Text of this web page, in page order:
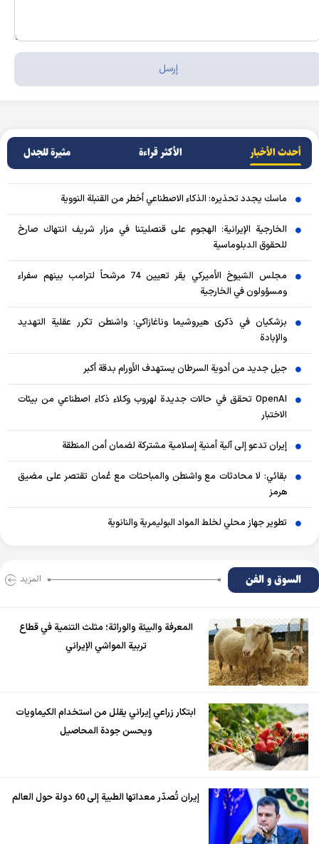
أحدث الأخبار الأکثر قراءة مثيرة للجدل
ماسك يجدد تحذيره: الذكاء الاصطناعي أخطر من القنبلة النووية
الخارجية الإيرانية: الهجوم على قنصليتنا في مزار شريف انتهاك صارخ
للحقوق الدبلوماسية
مجلس الشيوخ الأميركي يقر تعيين 74 مرشحاً لترامب بينهم سفراء
ومسؤولون في الخارجية
بزشكيان في ذكرى هيروشيما وناغازاكي: واشنطن تكرر عقلية التهديد
والإبادة
جيل جديد من أدوية السرطان يستهدف الأورام بدقة أكبر
OpenAI تحقق في حالات جديدة لهروب وكلاء ذكاء اصطناعي من بيئات
الاختبار
إيران تدعو إلى آلية أمنية إسلامية مشتركة لضمان أمن المنطقة
بقائي: لا محادثات مع واشنطن والمباحثات مع عُمان تقتصر على مضيق
هرمز
تطوير جهاز محلي لخلط المواد البوليمرية والنانوية
السوق و الفن المزید
المعرفة والبيئة والوراثة؛ مثلث التنمية في قطاع
تربية المواشي الإيراني
ابتكار زراعي إيراني يقلل من استخدام الكيماويات
ويحسن جودة المحاصيل
إيران تُصدّر معداتها الطبية إلى 60 دولة حول العالم